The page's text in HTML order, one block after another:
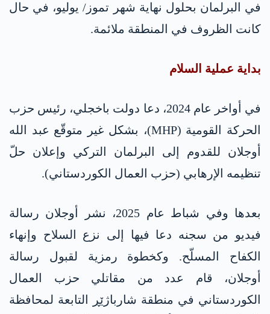
في البرلمان بحلول نهاية شهر تموز/ يوليو، في حال
كانت الظروف في المنطقة ملائمة.
بداية عملية السلام
في أواخر عام 2024، دعا دولت باخجلي، رئيس حزب
الحركة القومية (MHP)، بشكل غير متوقّع عبد الله
أوجلان للقدوم إلى البرلمان التركي وإعلان حلّ
تنظيمه الإرهابي (حزب العمال الكوردستاني).
بعدها وفي شباط عام 2025، نشر أوجلان رسالة
فيديو من سجنه دعا فيها إلى نزع السلاح وإنهاء
الكفاح المسلّح. وكخطوة رمزية لقبول رسالة
أوجلان، قام عدد من مقاتلي حزب العمال
الكوردستاني في منطقة شارباژێڕ التابعة لمحافظة